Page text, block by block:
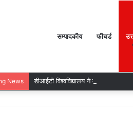
सम्पादकीय फीचर्ड
News डीआईटी विश्वविद्यालय ने दो दिवसीय